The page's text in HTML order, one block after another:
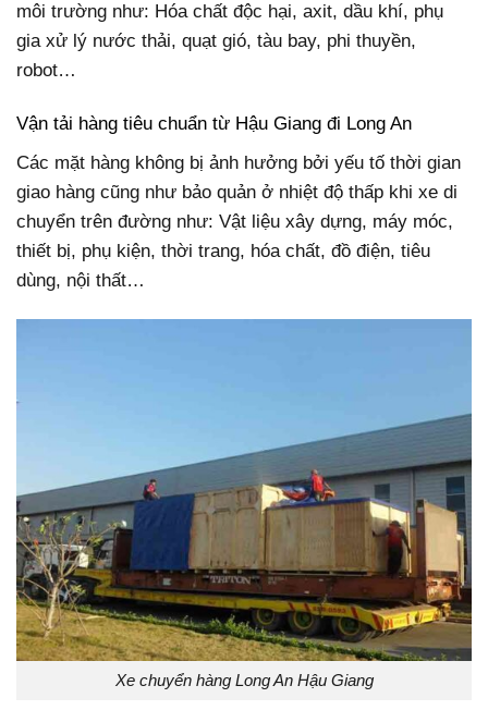
môi trường như: Hóa chất độc hại, axit, dầu khí, phụ
gia xử lý nước thải, quạt gió, tàu bay, phi thuyền,
robot…
Vận tải hàng tiêu chuẩn từ Hậu Giang đi Long An
Các mặt hàng không bị ảnh hưởng bởi yếu tố thời gian
giao hàng cũng như bảo quản ở nhiệt độ thấp khi xe di
chuyển trên đường như: Vật liệu xây dựng, máy móc,
thiết bị, phụ kiện, thời trang, hóa chất, đồ điện, tiêu
dùng, nội thất…
Xe chuyển hàng Long An Hậu Giang